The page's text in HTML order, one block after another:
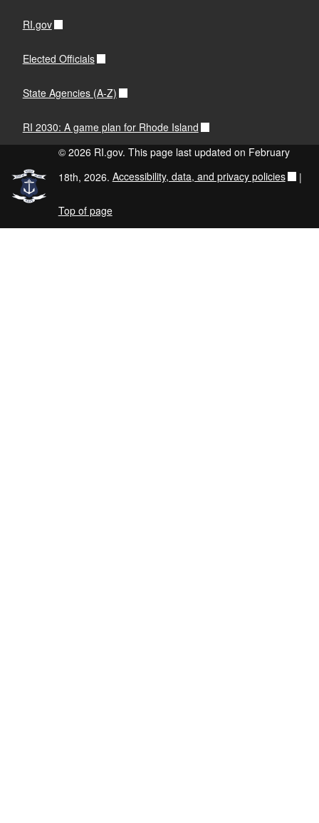
RI.gov
Elected Officials
State Agencies (A-Z)
RI 2030: A game plan for Rhode Island
© 2026 RI.gov. This page last updated on February
18th, 2026. Accessibility, data, and privacy policies |
Top of page